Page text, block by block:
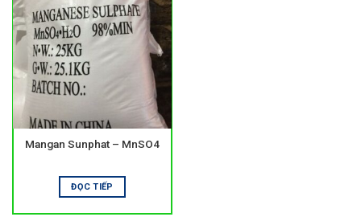
Mangan Sunphat – MnSO4
ĐỌC TIẾP